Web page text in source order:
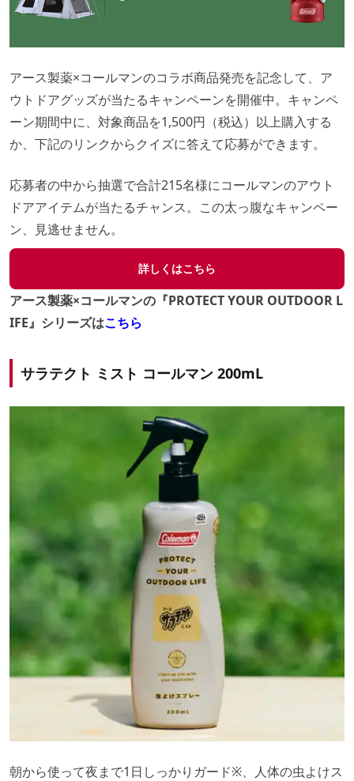
アース製薬×コールマンのコラボ商品発売を記念して、ア
ウトドアグッズが当たるキャンペーンを開催中。キャンペ
ーン期間中に、対象商品を1,500円（税込）以上購入する
か、下記のリンクからクイズに答えて応募ができます。
応募者の中から抽選で合計215名様にコールマンのアウト
ドアアイテムが当たるチャンス。この太っ腹なキャンペー
ン、見逃せません。
詳しくはこちら
アース製薬×コールマンの『PROTECT YOUR OUTDOOR L
IFE』シリーズはこちら
サラテクト ミスト コールマン 200mL
朝から使って夜まで1日しっかりガード※、人体の虫よけス